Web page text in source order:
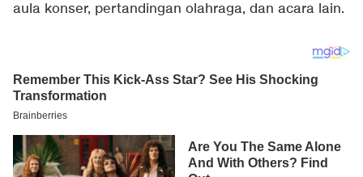
aula konser, pertandingan olahraga, dan acara lain.